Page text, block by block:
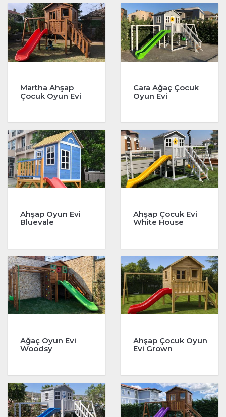
Martha Ahşap
Çocuk Oyun Evi
Cara Ağaç Çocuk
Oyun Evi
Ahşap Oyun Evi
Bluevale
Ahşap Çocuk Evi
White House
Ağaç Oyun Evi
Woodsy
Ahşap Çocuk Oyun
Evi Grown